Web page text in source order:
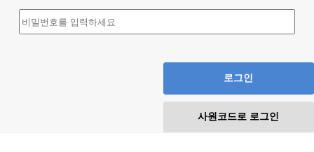
로그인
사원코드로 로그인